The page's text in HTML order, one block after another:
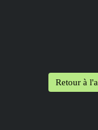
Retour à